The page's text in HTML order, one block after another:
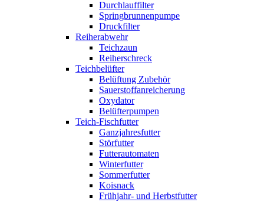
Durchlauffilter
Springbrunnenpumpe
Druckfilter
Reiherabwehr
Teichzaun
Reiherschreck
Teichbelüfter
Belüftung Zubehör
Sauerstoffanreicherung
Oxydator
Belüfterpumpen
Teich-Fischfutter
Ganzjahresfutter
Störfutter
Futterautomaten
Winterfutter
Sommerfutter
Koisnack
Frühjahr- und Herbstfutter